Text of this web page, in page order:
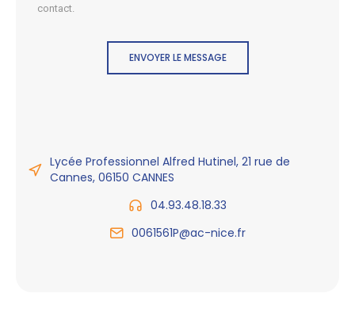
contact.
ENVOYER LE MESSAGE
Lycée Professionnel Alfred Hutinel, 21 rue de
Cannes, 06150 CANNES
04.93.48.18.33
0061561P@ac-nice.fr